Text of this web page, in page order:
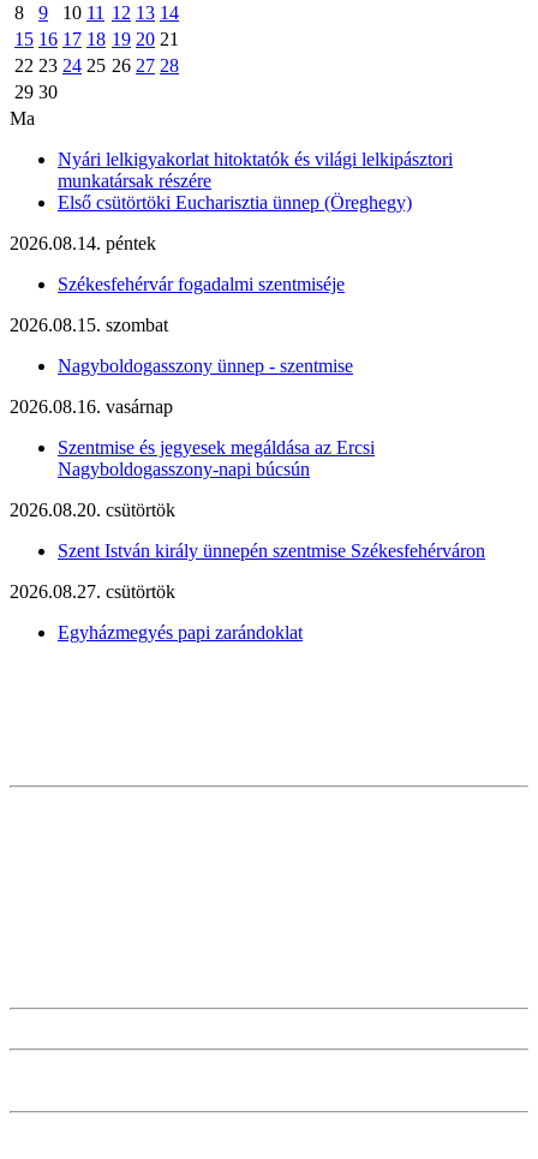
8
9 10 11 12 13 14
15 16 17 18 19 20 21
22 23 24 25 26 27 28
29 30
Ma
Nyári lelkigyakorlat hitoktatók és világi lelkipásztori
munkatársak részére
Első csütörtöki Eucharisztia ünnep (Öreghegy)
2026.08.14. péntek
Székesfehérvár fogadalmi szentmiséje
2026.08.15. szombat
Nagyboldogasszony ünnep - szentmise
2026.08.16. vasárnap
Szentmise és jegyesek megáldása az Ercsi
Nagyboldogasszony-napi búcsún
2026.08.20. csütörtök
Szent István király ünnepén szentmise Székesfehérváron
2026.08.27. csütörtök
Egyházmegyés papi zarándoklat